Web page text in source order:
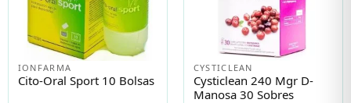
IONFARMA
Cito-Oral Sport 10 Bolsas
CYSTICLEAN
Cysticlean 240 Mgr D-
Manosa 30 Sobres